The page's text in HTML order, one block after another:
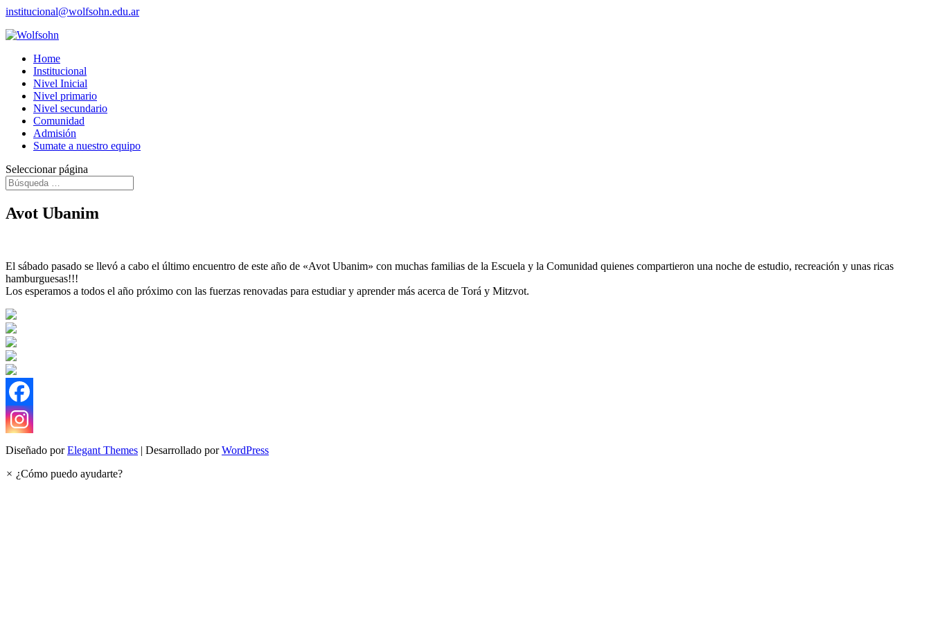
institucional@wolfsohn.edu.ar
Home
Institucional
Nivel Inicial
Nivel primario
Nivel secundario
Comunidad
Admisión
Sumate a nuestro equipo
Seleccionar página
Avot Ubanim
El sábado pasado se llevó a cabo el último encuentro de este año de «Avot Ubanim» con muchas familias de la Escuela y la Comunidad quienes compartieron una noche de estudio, recreación y unas ricas
hamburguesas!!!
Los esperamos a todos el año próximo con las fuerzas renovadas para estudiar y aprender más acerca de Torá y Mitzvot.
Diseñado porElegant Themes | Desarrollado porWordPress
× ¿Cómo puedo ayudarte?